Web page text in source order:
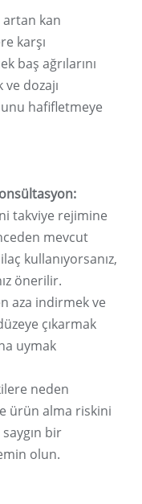
artan kan
karşı
baş ağrılarını
dozajı
hafifletmeye
takviye rejimine
mevcut
kullanıyorsanız,
önerilir.
aza indirmek ve
çıkarmak
uymak
neden
ürün alma riskini
bir
olun.